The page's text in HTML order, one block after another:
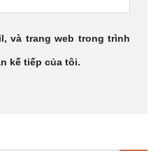
và trang web trong trình
kế tiếp của tôi.